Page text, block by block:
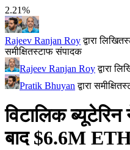
2.21%
Rajeev Ranjan Royद्वारा लिखित
समीक्षितस्टाफ संपादक
Rajeev Ranjan Royद्वारा
Pratik Bhuyan द्वारा समीक्षित
विटालिक
बाद $6.6M